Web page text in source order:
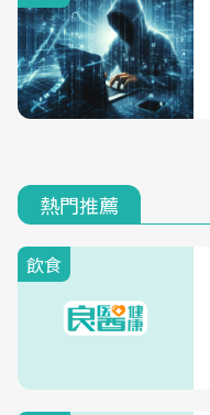
熱門推薦
飲食